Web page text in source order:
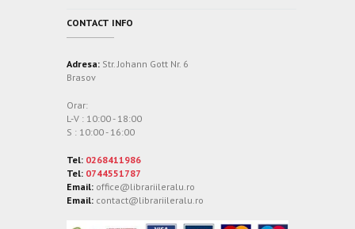
CONTACT INFO
Adresa: Str. Johann Gott Nr. 6
Brasov
Orar:
L-V : 10:00 - 18:00
S : 10:00 - 16:00
Tel: 0268411986
Tel: 0744551787
Email: office@librariileralu.ro
Email: contact@librariileralu.ro